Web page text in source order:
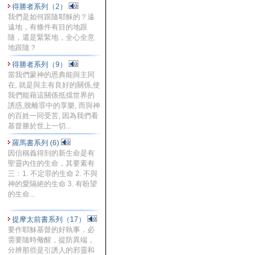
得勝者系列（2）
我們是如何跟隨耶穌的？遠
遠地，有條件有目的地跟
隨，還是緊緊地，全心全意
地跟隨？
得勝者系列（9）
當我們蒙神的恩典能與主同
在, 就是與主有良好的關係,使
我們能藉這關係抵擋世界的
誘惑,脫離罪中的享樂, 而與神
的百姓一同受苦, 因為我們看
基督勝於世上一切...
羅馬書系列 (6)
因信稱義得到的新生命是有
聖靈內住的生命，其要素有
三﹕1. 不定罪的生命 2. 不與
神的愛隔絕的生命 3. 有盼望
的生命...
提摩太前書系列（17）
要作耶穌基督的好執事，必
需要隨時儆醒，提防異端，
分辨那些是引誘人的邪靈和